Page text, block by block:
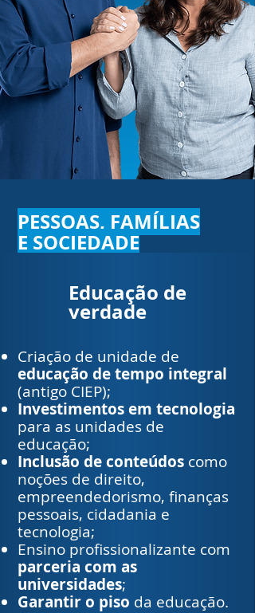
PESSOAS, FAMÍLIAS
E SOCIEDADE
Educação de
verdade
Criação de unidade de
educação de tempo integral
(antigo CIEP);
Investimentos em tecnologia
para as unidades de
educação;
Inclusão de conteúdos como
noções de direito,
empreendedorismo, finanças
pessoais, cidadania e
tecnologia;
Ensino profissionalizante com
parceria com as
universidades;
​Garantir o piso da educação.